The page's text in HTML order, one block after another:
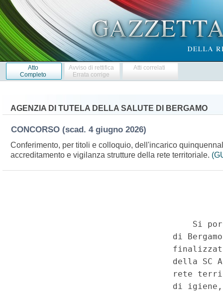
Atto
Completo
Avviso di rettifica
Errata corrige
Atti correlati
AGENZIA DI TUTELA DELLA SALUTE DI BERGAMO
CONCORSO (scad. 4 giugno 2026)
Conferimento, per titoli e colloquio, dell'incarico
accreditamento e vigilanza strutture della rete territoriale.